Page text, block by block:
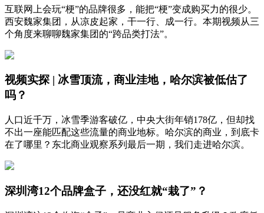
互联网上会玩“梗”的品牌很多，能把“梗”变成购买力的很少。
西安魏家集团，从凉皮起家，干一行、成一行。本期视频从三
个角度来聊聊魏家集团的“跨品类打法”。
视频实探 | 冰雪顶流，商业洼地，哈尔滨被低估了
吗？
人口近千万，冰雪季游客破亿，中央大街年销178亿，但却找
不出一座能匹配这些流量的商业地标。哈尔滨的商业，到底卡
在了哪里？东北商业观察系列最后一期，我们走进哈尔滨。
深圳湾12个品牌盒子，还没红就“栽了”？